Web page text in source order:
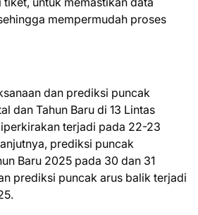
mempermudah proses
dan prediksi puncak
dan Tahun Baru di 13 Lintas
terjadi pada 22-23
prediksi puncak
Baru 2025 pada 30 dan 31
prediksi puncak arus balik terjadi